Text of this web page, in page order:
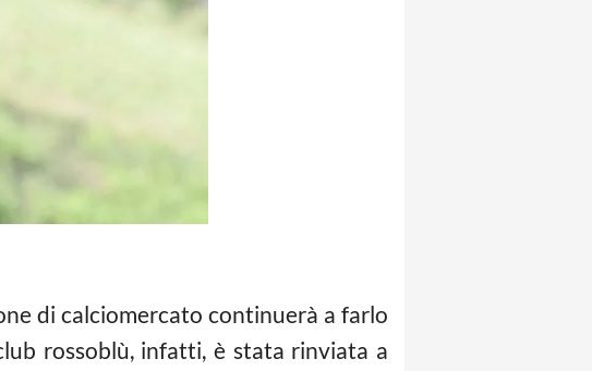
di calciomercato continuerà a farlo
rossoblù, infatti, è stata rinviata a